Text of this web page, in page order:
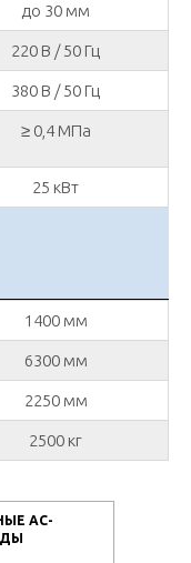
до 30 мм
220 В / 50 Гц
380 В / 50 Гц
≥ 0,4 МПа
25 кВт
1400 мм
6300 мм
2250 мм
2500 кг
AC-